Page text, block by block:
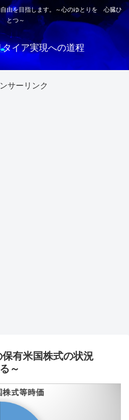
由を目指します。～心のゆとりを 心臓ひ
とつ～
イア実現への道程
サーリンク
有米国株式の状況
～